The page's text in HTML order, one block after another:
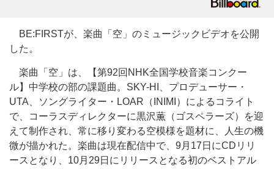
BE:FIRSTが、楽曲「空」のミュージックビデオを公開
した。
楽曲「空」は、【第92回NHK全国学校音楽コンクー
ル】中学校の部の課題曲。SKY-HI、プロデューサー・
UTA、ソングライター・LOAR（INIMI）によるコライト
で、コーラスディレクターに黒沢薫（ゴスペラーズ）を迎
えて制作され、常に移り変わる空模様を題材に、人生の機
微が描かれた。楽曲は現在配信中で、9月17日にCDリリ
ースとなり、10月29日にリリースとなる初のベストアル